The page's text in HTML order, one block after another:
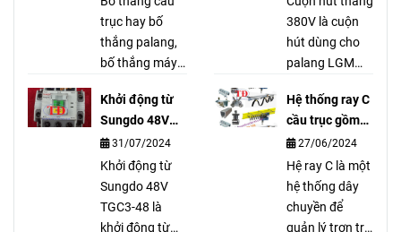
trục hay bố
thắng palang,
bố thắng máy
phanh là bộ
phận để hãm
cho palang
không bị trôi tải
khi vận hành
hoặc mất điện.
380V là cuộn
hút dùng cho
palang LGM
Công Ty Tuấn
Đạt cung cấp
dùng để thay
thế, bảo trì, bảo
dưỡng cho
palang hãng
LGM 1 tấn, 2
Khởi động từ
Sungdo 48V
TGC3-48 là gì?
31/07/2024
Khởi động từ
Sungdo 48V
TGC3-48 là
khởi động từ
Hệ thống ray C
cầu trục gồm
những gì?
27/06/2024
Hệ ray C là một
hệ thống dây
chuyền để
quản lý trơn tru